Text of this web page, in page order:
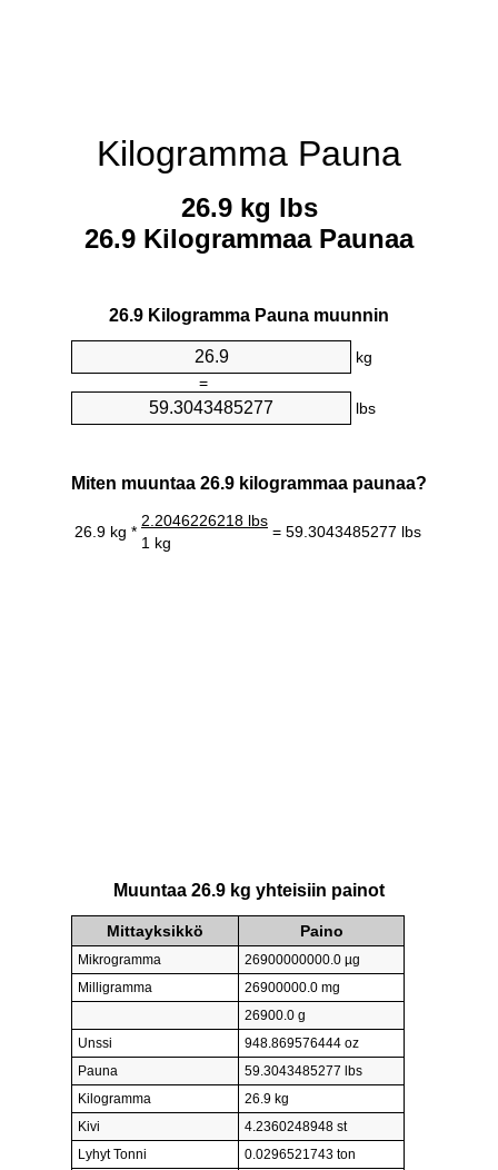
Kilogramma Pauna
26.9 kg lbs
26.9 Kilogrammaa Paunaa
26.9 Kilogramma Pauna muunnin
kg
=
lbs
Miten muuntaa 26.9 kilogrammaa paunaa?
26.9 kg *
2.2046226218 lbs
= 59.3043485277 lbs
1 kg
Muuntaa 26.9 kg yhteisiin painot
Mittayksikkö Paino
Mikrogramma
26900000000.0 µg
Milligramma
26900000.0 mg
26900.0 g
Unssi
948.869576444 oz
Pauna
59.3043485277 lbs
Kilogramma
26.9 kg
Kivi
4.2360248948 st
Lyhyt Tonni
0.0296521743 ton